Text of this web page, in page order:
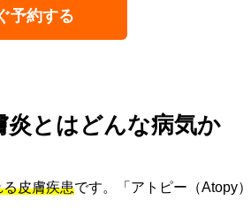
予約する
炎とはどんな病気か
皮膚疾患です。「アトピー（Atopy